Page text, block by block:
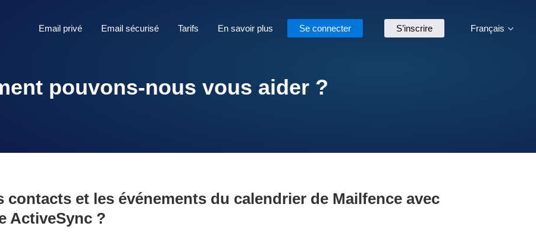
Email privé Email sécurisé Tarifs En savoir plus Se connecter S’inscrire Français
pouvons-nous vous aider ?
et les événements du calendrier de Mailfence avec
ActiveSync ?